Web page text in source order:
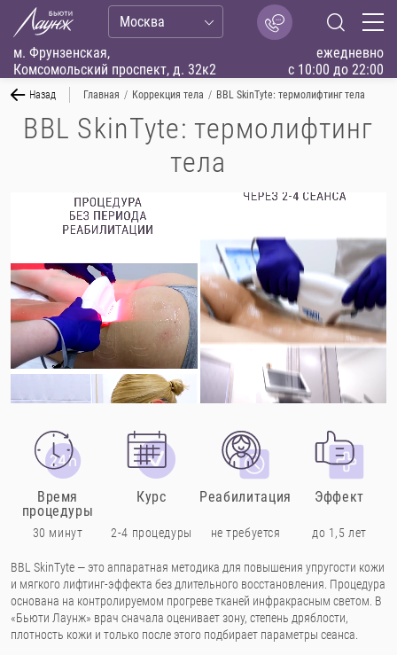
м. Фрунзенская,
Комсомольский проспект, д. 32к2
ежедневно
с 10:00 до 22:00
Москва
Назад Главная / Коррекция тела / BBL SkinTyte: термолифтинг тела
BBL SkinTyte: термолифтинг
тела
BBL SkinTyte — это аппаратная методика для повышения упругости кожи
и мягкого лифтинг-эффекта без длительного восстановления. Процедура
основана на контролируемом прогреве тканей инфракрасным светом. В
«Бьюти Лаунж» врач сначала оценивает зону, степень дряблости,
плотность кожи и только после этого подбирает параметры сеанса.
Время
процедуры
30 минут
Курс
2-4 процедуры
Реабилитация
не требуется
Эффект
до 1,5 лет